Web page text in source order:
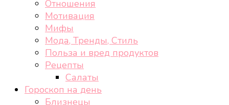
Отношения
Мотивация
Мифы
Мода, Тренды, Стиль
Польза и вред продуктов
Рецепты
Салаты
Гороскоп на день
Близнецы